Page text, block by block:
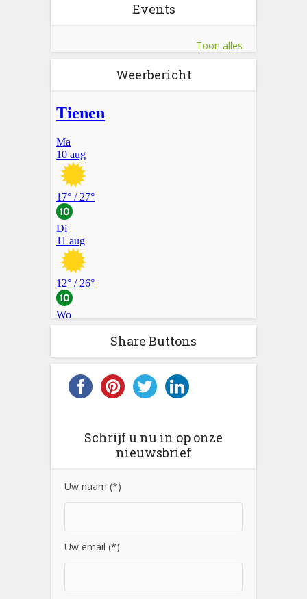
Events
Toon alles
Weerbericht
Share Buttons
Schrijf u nu in op onze
nieuwsbrief
Uw naam (*)
Uw email (*)